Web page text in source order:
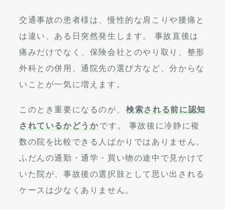
交通事故の患者様は、慢性的な肩こりや腰痛と
は違い、ある日突然発生します。 事故直後は
痛みだけでなく、保険会社とのやり取り、整形
外科との併用、通院先の選び方など、分からな
いことが一気に増えます。
このとき重要になるのが、
検索される前に認知
されているかどうかです。 事故後に冷静に複
数の院を比較できる人ばかりではありません。
ふだんの通勤・通学・買い物の途中で見かけて
いた院が、事故後の選択肢として思い出される
ケースは少なくありません。